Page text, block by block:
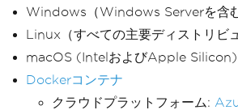
Windows（Windows Serverを含む
Linux（すべての主要ディストリビ
macOS (IntelおよびApple Silicon)
Dockerコンテナ
クラウドプラットフォーム: